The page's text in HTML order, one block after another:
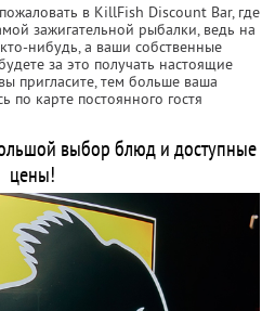
в KillFish Discount Bar, где
зажигательной рыбалки, ведь на
нибудь, а ваши собственные
за это получать настоящие
пригласите, тем больше ваша
по карте постоянного гостя
выбор блюд и доступные
цены!